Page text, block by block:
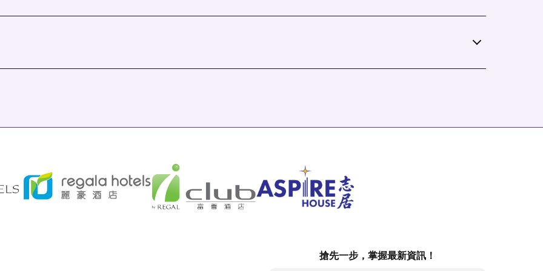
搶先一步，掌握最新資訊！